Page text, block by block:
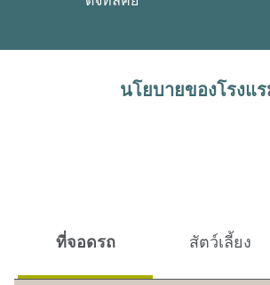
นโยบายของโรงแ
ที่จอดรถ สัตว์เลี้ยง